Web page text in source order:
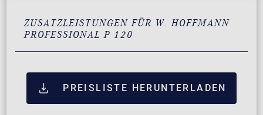
ZUSATZLEISTUNGEN FÜR W. HOFFMANN
PROFESSIONAL P 120
PREISLISTE HERUNTERLADEN